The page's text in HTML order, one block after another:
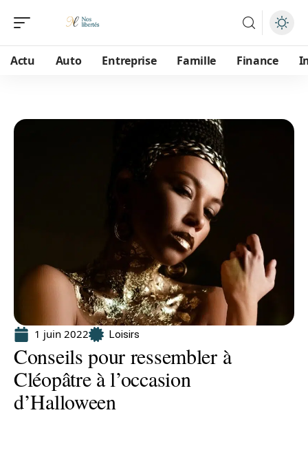
Actu Auto Entreprise Famille Finance
1 juin 2022 Loisirs
Conseils pour ressembler à
Cléopâtre à l’occasion
d’Halloween